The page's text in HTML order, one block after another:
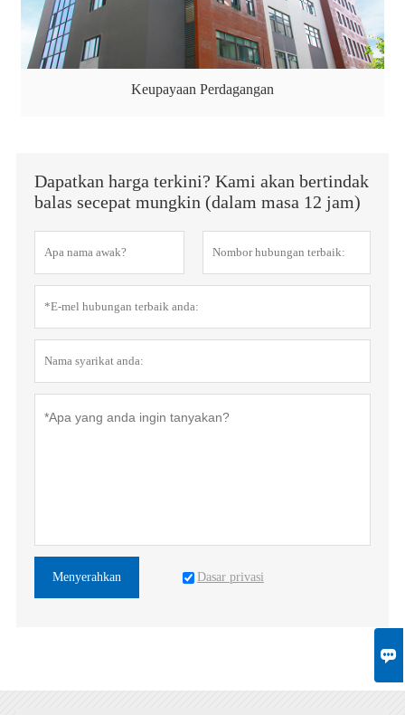

Keupayaan Perdagangan
Dapatkan harga terkini? Kami akan bertindak
balas secepat mungkin (dalam masa 12 jam)
Menyerahkan Dasar privasi